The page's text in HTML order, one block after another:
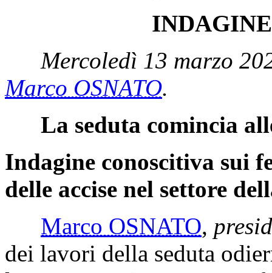
Mercoledì 13 marzo
Marco OSNATO.
La seduta comincia
Indagine conoscitiva sui
delle accise nel settore
Marco OSNATO,
dei lavori della seduta